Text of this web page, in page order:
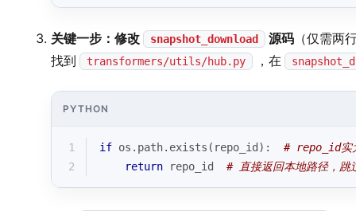
关键一步：修改 snapshot_download 源码 （仅需两
找到
transformers/utils/hub.py ，在
PYTHON
1 if os.path.exists(repo_id): # repo_id实
2
return repo_id # 直接返回本地路径，跳